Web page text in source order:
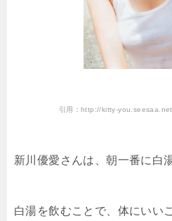
引用：http://kitty-
新川優愛さんは、朝一番に白
白湯を飲むことで、体にいい